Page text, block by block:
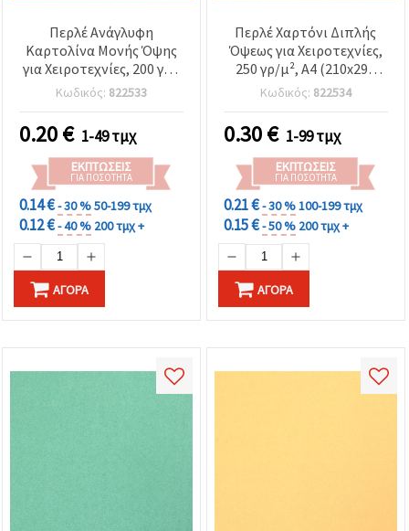
Περλέ Ανάγλυφη
Καρτολίνα Μονής Όψης
για Χειροτεχνίες, 200 γρ./
τ.μ., A4 (21 x 29,7 cm),
Χρυσό Χρώμα – 1 φύλλο
Κωδικός: 822533
0.20€ 1-49 τμχ
ΕΚΠΤΏΣΕΙΣ
ΓΙΑ ΠΟΣΌΤΗΤΑ
0.14 €- 30 %50-199 τμχ
0.12 €- 40 % 200 τμχ +
ΑΓΟΡΆ
Περλέ Χαρτόνι Διπλής
Όψεως για Χειροτεχνίες,
250 γρ/μ², A4 (210x297
mm), ιβουάρ - 1 τεμάχιο
Κωδικός: 822534
0.30€ 1-99 τμχ
ΕΚΠΤΏΣΕΙΣ
ΓΙΑ ΠΟΣΌΤΗΤΑ
0.21 €- 30 %100-199 τμχ
0.15 €- 50 % 200 τμχ +
ΑΓΟΡΆ